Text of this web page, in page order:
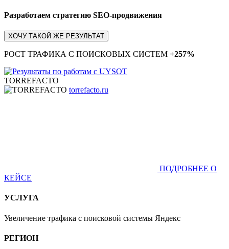
Разработаем стратегию SEO-продвижения
ХОЧУ ТАКОЙ ЖЕ РЕЗУЛЬТАТ
РОСТ ТРАФИКА С ПОИСКОВЫХ СИСТЕМ +257%
TORREFACTO
torrefacto.ru
ПОДРОБНЕЕ О
КЕЙСЕ
УСЛУГА
Увеличение трафика с поисковой системы Яндекс
РЕГИОН